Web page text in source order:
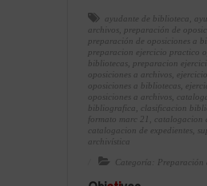
ayudante de biblioteca
archivos
preparación de
preparación de oposiciones a
preparacion ejercicio practico
bibliotecas
preparacion
oposiciones a archivos
oposiciones a bibliotecas
oposiciones a archivos
bibliografica
clasificacion
formato marc 21
catalogacion
catalogacion de expedientes
archivística
Categoría: Preparación